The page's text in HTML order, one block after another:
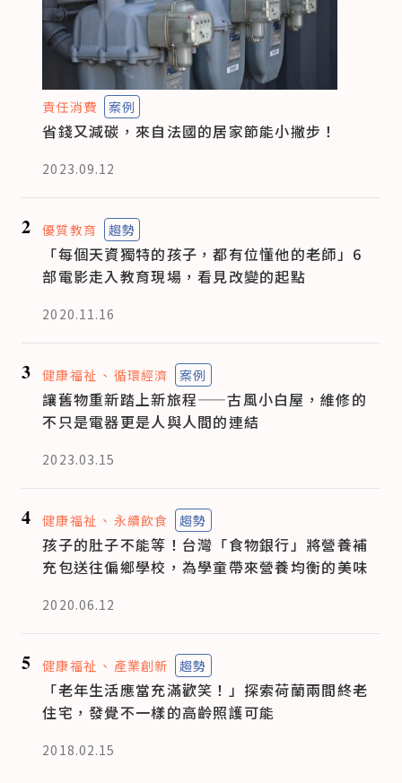
責任消費 案例
省錢又減碳，來自法國的居家節能小撇步！
2023.09.12
2 優質教育 趨勢
「每個天資獨特的孩子，都有位懂他的老師」6
部電影走入教育現場，看見改變的起點
2020.11.16
3 健康福祉 循環經濟 案例
讓舊物重新踏上新旅程——古風小白屋，維修的
不只是電器更是人與人間的連結
2023.03.15
4 健康福祉 永續飲食 趨勢
孩子的肚子不能等！台灣「食物銀行」將營養補
充包送往偏鄉學校，為學童帶來營養均衡的美味
2020.06.12
5 健康福祉 產業創新 趨勢
「老年生活應當充滿歡笑！」探索荷蘭兩間終老
住宅，發覺不一樣的高齡照護可能
2018.02.15